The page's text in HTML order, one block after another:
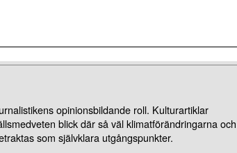
opinionsbildande roll. Kulturartiklar
blick där så väl klimatförändringarna och
som självklara utgångspunkter.